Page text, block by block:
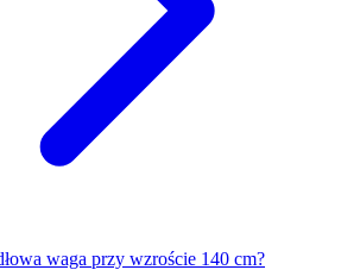
waga przy wzroście 140 cm?